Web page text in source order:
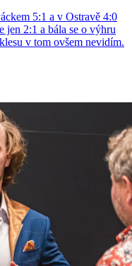
5:1 a v Ostravě 4:0
jen 2:1 a bála se o výhru
v tom ovšem nevidím.